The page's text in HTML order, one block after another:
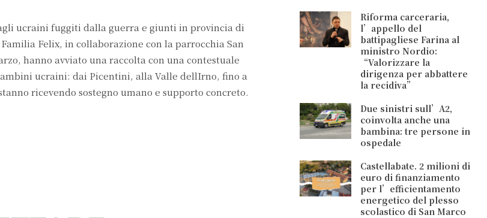
ucraini fuggiti dalla guerra e giunti in provincia di
Felix, in collaborazione con la parrocchia San
hanno avviato una raccolta con una contestuale
ucraini: dai Picentini, alla Valle dellIrno, fino a
ricevendo sostegno umano e supporto concreto.
Riforma carceraria,
l’appello del
battipagliese Farina al
ministro Nordio:
“Valorizzare la
dirigenza per abbattere
la recidiva”
Due sinistri sull’A2,
coinvolta anche una
bambina: tre persone in
ospedale
Castellabate. 2 milioni di
euro di finanziamento
per l’efficientamento
energetico del plesso
scolastico di San Marco